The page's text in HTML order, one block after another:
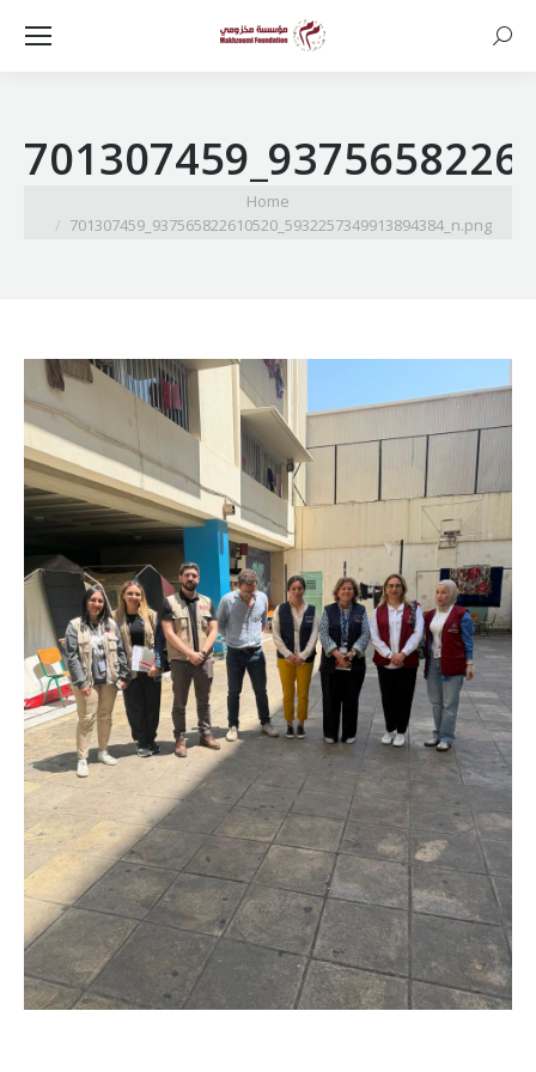
Home
701307459_937565822610520_5932257349913894384_n.png